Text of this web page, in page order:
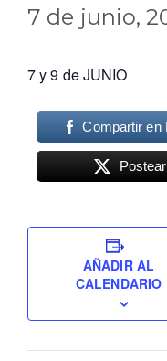
7 de junio,
7 y 9 de JUNIO
Compartir en
AÑADIR AL
CALENDARIO